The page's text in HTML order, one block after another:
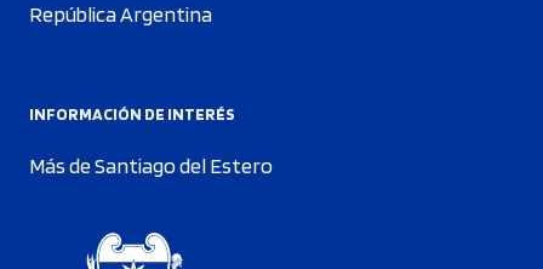
República Argentina
INFORMACIÓN DE INTERÉS
Más de Santiago del Estero